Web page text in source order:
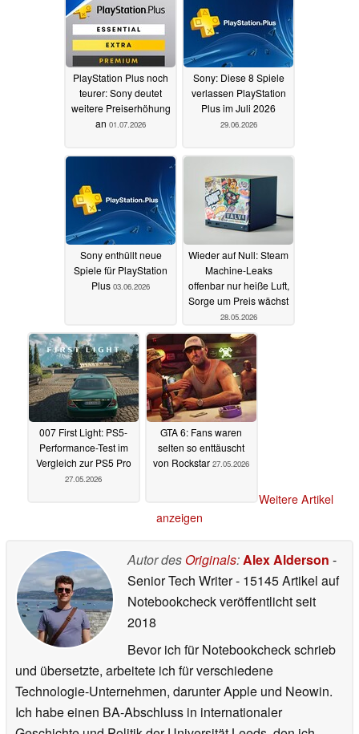
PlayStation Plus noch
teurer: Sony deutet
weitere Preiserhöhung
an 01.07.2026
Sony: Diese 8 Spiele
verlassen PlayStation
Plus im Juli 2026
29.06.2026
Sony enthüllt neue
Spiele für PlayStation
Plus 03.06.2026
Wieder auf Null: Steam
Machine-Leaks
offenbar nur heiße Luft,
Sorge um Preis wächst
28.05.2026
007 First Light: PS5-
Performance-Test im
Vergleich zur PS5 Pro
27.05.2026
GTA 6: Fans waren
selten so enttäuscht
von Rockstar 27.05.2026
Weitere Artikel
anzeigen
Autor des Originals:Alex Alderson -
Senior Tech Writer- 15145 Artikel auf
Notebookcheck veröffentlichtseit
2018
Bevor ich für Notebookcheck schrieb
und übersetzte, arbeitete ich für verschiedene
Technologie-Unternehmen, darunter Apple und Neowin.
Ich habe einen BA-Abschluss in internationaler